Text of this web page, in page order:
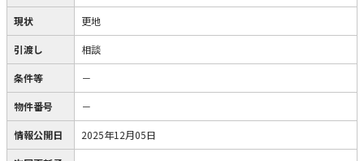
現状 更地
引渡し 相談
条件等 －
物件番号 －
情報公開日 2025年12月05日